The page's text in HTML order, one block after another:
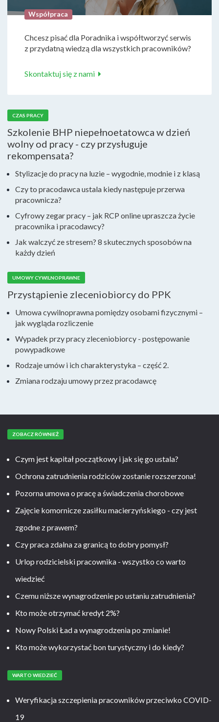
Współpraca
Chcesz pisać dla Poradnika i współtworzyć serwis
z przydatną wiedzą dla wszystkich pracowników?
Skontaktuj się z nami
CZAS PRACY
Szkolenie BHP niepełnoetatowca w dzień
wolny od pracy - czy przysługuje
rekompensata?
Stylizacje do pracy na luzie – wygodnie, modnie i z klasą
Czy to pracodawca ustala kiedy następuje przerwa
pracownicza?
Cyfrowy zegar pracy – jak RCP online upraszcza życie
pracownika i pracodawcy?
Jak walczyć ze stresem? 8 skutecznych sposobów na
każdy dzień
UMOWY CYWILNOPRAWNE
Przystąpienie zleceniobiorcy do PPK
Umowa cywilnoprawna pomiędzy osobami fizycznymi –
jak wygląda rozliczenie
Wypadek przy pracy zleceniobiorcy - postępowanie
powypadkowe
Rodzaje umów i ich charakterystyka – część 2.
Zmiana rodzaju umowy przez pracodawcę
ZOBACZ RÓWNIEŻ
Czym jest kapitał początkowy i jak się go ustala?
Ochrona zatrudnienia rodziców zostanie rozszerzona!
Pozorna umowa o pracę a świadczenia chorobowe
Zajęcie komornicze zasiłku macierzyńskiego - czy jest
zgodne z prawem?
Czy praca zdalna za granicą to dobry pomysł?
Urlop rodzicielski pracownika - wszystko co warto
wiedzieć
Czemu niższe wynagrodzenie po ustaniu zatrudnienia?
Kto może otrzymać kredyt 2%?
Nowy Polski Ład a wynagrodzenia po zmianie!
Kto może wykorzystać bon turystyczny i do kiedy?
WARTO WIEDZIEĆ
Weryfikacja szczepienia pracowników przeciwko COVID-
19